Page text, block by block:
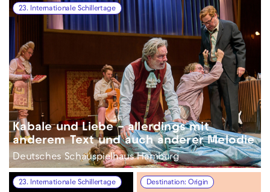
23. Internationale Schillertage
Kabale und Liebe – allerdings mit
anderem Text und auch anderer Melodie
Deutsches Schauspielhaus Hamburg
23. Internationale Schillertage Destination: Origin